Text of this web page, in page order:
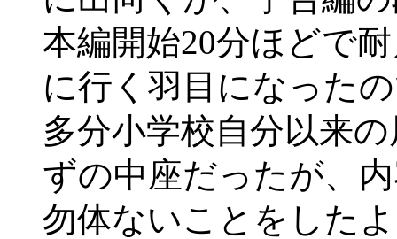
本編開始20分ほどで
に行く羽目になった
多分小学校自分以来
ずの中座だったが、
勿体ないことをした